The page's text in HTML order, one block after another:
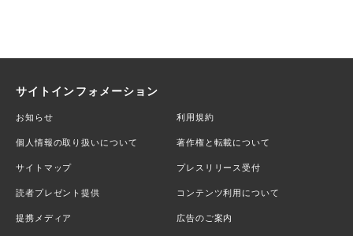
サイトインフォメーション
お知らせ 利用規約
個人情報の取り扱いについて 著作権と転載について
サイトマップ プレスリリース受付
読者プレゼント提供 コンテンツ利用について
提携メディア 広告のご案内